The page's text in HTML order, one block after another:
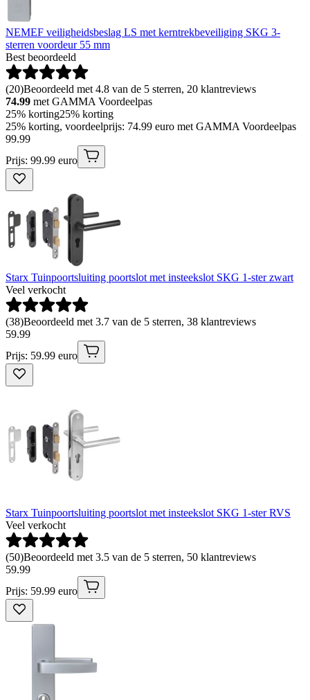
NEMEF veiligheidsbeslag LS met kerntrekbeveiliging SKG 3-
sterren voordeur 55 mm
Best beoordeeld
(20)Beoordeeld met 4.8 van de 5 sterren, 20 klantreviews
74.99 met GAMMA Voordeelpas
25% korting25% korting
25% korting, voordeelprijs: 74.99 euro met GAMMA Voordeelpas
99.99
Prijs: 99.99 euro
Starx Tuinpoortsluiting poortslot met insteekslot SKG 1-ster zwart
Veel verkocht
(38)Beoordeeld met 3.7 van de 5 sterren, 38 klantreviews
59.99
Prijs: 59.99 euro
Starx Tuinpoortsluiting poortslot met insteekslot SKG 1-ster RVS
Veel verkocht
(50)Beoordeeld met 3.5 van de 5 sterren, 50 klantreviews
59.99
Prijs: 59.99 euro